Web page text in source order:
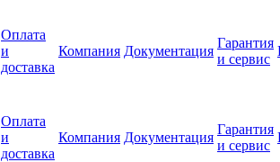
Оплата
и
доставка
Компания Документация
Гарантия
и сервис
Оплата
и
доставка
Компания Документация
Гарантия
и сервис